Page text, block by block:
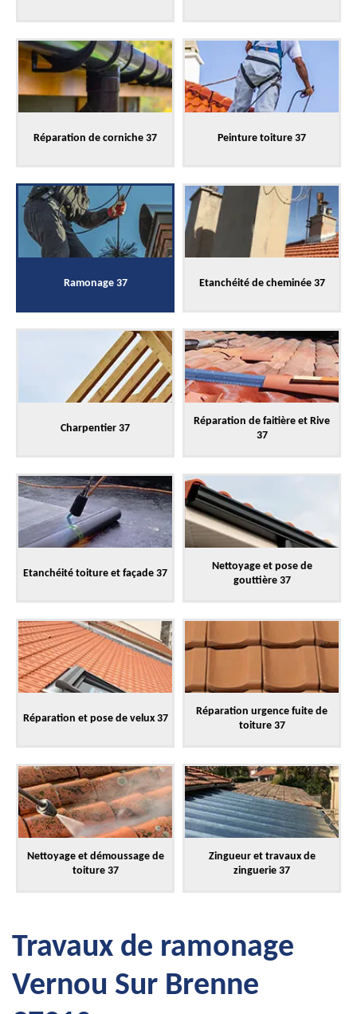
Réparation de corniche 37 Peinture toiture 37
Ramonage 37 Etanchéité de cheminée 37
Charpentier 37
Réparation de faitière et Rive
37
Etanchéité toiture et façade 37
Nettoyage et pose de
gouttière 37
Réparation et pose de velux 37
Réparation urgence fuite de
toiture 37
Nettoyage et démoussage de
toiture 37
Zingueur et travaux de
zinguerie 37
Travaux de ramonage
Vernou Sur Brenne